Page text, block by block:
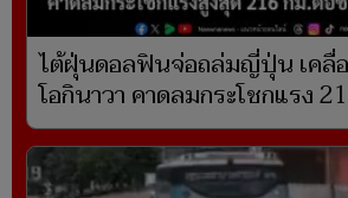
ไต้ฝุ่นดอลฟินจ่อถล่มญี่ปุ่น เคลื่อ
โอกินาวา คาดลมกระโชกแรง